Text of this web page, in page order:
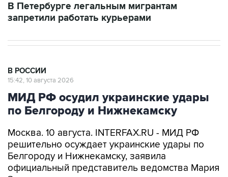
В Петербурге легальным мигрантам
запретили работать курьерами
В РОССИИ
15:42, 10 августа 2026
МИД РФ осудил украинские удары
по Белгороду и Нижнекамску
Москва. 10 августа. INTERFAX.RU - МИД РФ
решительно осуждает украинские удары по
Белгороду и Нижнекамску, заявила
официальный представитель ведомства Мария